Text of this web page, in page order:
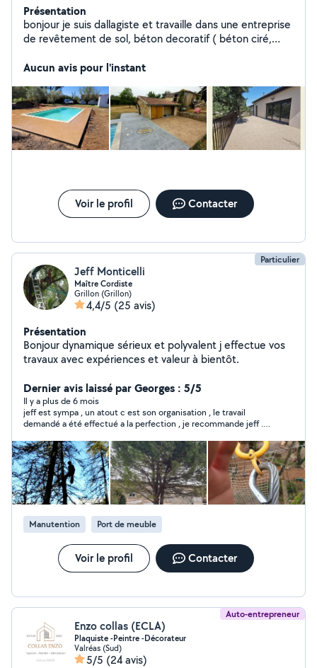
Présentation
bonjour je suis dallagiste et travaille dans une entreprise
de revêtement de sol, béton decoratif ( béton ciré,
en pierres ou en parpaings.. je touche à tout les petits
meubles, électricité, taillage des arbres, jardinage..ect..)
je suis avotre disposition le samedi et dimanche
uniquement.. cordialement
Aucun avis pour l'instant
Voir le profil Contacter
Particulier
Jeff Monticelli
Maître Cordiste
Grillon (Grillon)
4,4/5 (25 avis)
Présentation
Bonjour dynamique sérieux et polyvalent j effectue vos
travaux avec expériences et valeur à bientôt.
Dernier avis laissé par Georges : 5/5
Il y a plus de 6 mois
jeff est sympa , un atout c est son organisation , le travail
demandé a été effectué a la perfection , je recommande jeff .
Manutention Port de meuble
Voir le profil Contacter
Auto-entrepreneur
Enzo collas (ECLA)
Plaquiste -Peintre -Décorateur
Valréas (Sud)
5/5 (24 avis)